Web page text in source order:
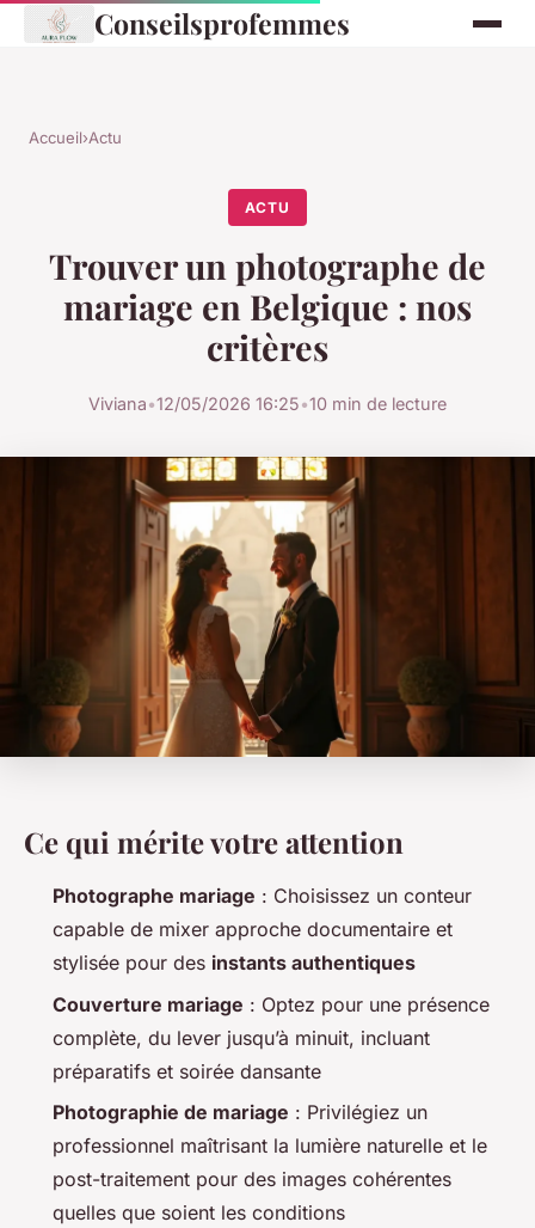
Conseilsprofemmes
Accueil›Actu
ACTU
Trouver un photographe de
mariage en Belgique : nos
critères
Viviana•12/05/2026 16:25•10 min de lecture
Ce qui mérite votre attention
Photographe mariage : Choisissez un conteur
capable de mixer approche documentaire et
stylisée pour des instants authentiques
Couverture mariage : Optez pour une présence
complète, du lever jusqu’à minuit, incluant
préparatifs et soirée dansante
Photographie de mariage : Privilégiez un
professionnel maîtrisant la lumière naturelle et le
post-traitement pour des images cohérentes
quelles que soient les conditions